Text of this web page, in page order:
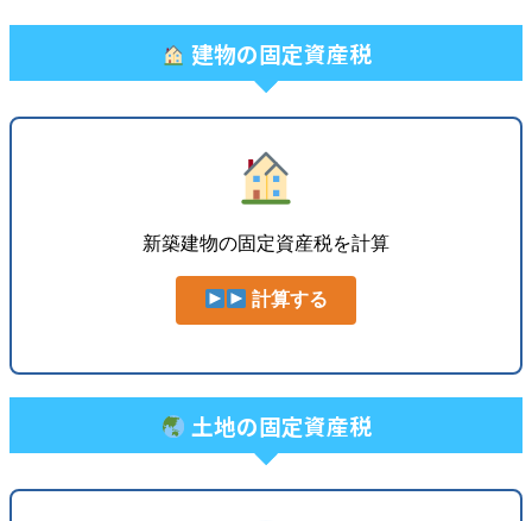
建物の固定資産税
新築建物の固定資産税を計算
計算する
土地の固定資産税